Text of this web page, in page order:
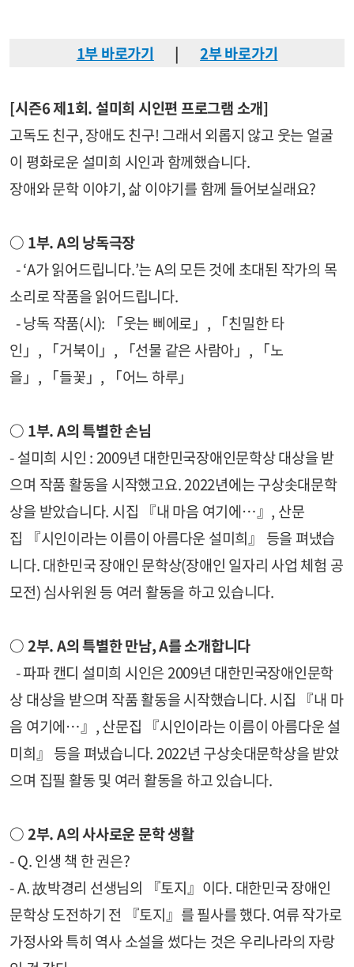
1부 바로가기 |2부 바로가기
[시즌6 제1회. 설미희 시인편 프로그램 소개]
고독도 친구, 장애도 친구! 그래서 외롭지 않고 웃는 얼굴
이 평화로운 설미희 시인과 함께했습니다.
장애와 문학 이야기, 삶 이야기를 함께 들어보실래요?
○ 1부. A의 낭독극장
- ‘A가 읽어드립니다.’는 A의 모든 것에 초대된 작가의 목
소리로 작품을 읽어드립니다.
- 낭독 작품(시): 「웃는 삐에로」, 「친밀한 타
인」, 「거북이」, 「선물 같은 사람아」, 「노
을」, 「들꽃」, 「어느 하루」
○ 1부. A의 특별한 손님
- 설미희 시인 : 2009년 대한민국장애인문학상 대상을 받
으며 작품 활동을 시작했고요. 2022년에는 구상솟대문학
상을 받았습니다. 시집 『내 마음 여기에…』, 산문
집 『시인이라는 이름이 아름다운 설미희』 등을 펴냈습
니다. 대한민국 장애인 문학상(장애인 일자리 사업 체험 공
모전) 심사위원 등 여러 활동을 하고 있습니다.
○ 2부. A의 특별한 만남, A를 소개합니다
- 파파 캔디 설미희 시인은 2009년 대한민국장애인문학
상 대상을 받으며 작품 활동을 시작했습니다. 시집 『내 마
음 여기에…』, 산문집 『시인이라는 이름이 아름다운 설
미희』 등을 펴냈습니다. 2022년 구상솟대문학상을 받았
으며 집필 활동 및 여러 활동을 하고 있습니다.
○ 2부. A의 사사로운 문학 생활
- Q. 인생 책 한 권은?
- A. 故박경리 선생님의 『토지』이다. 대한민국 장애인
문학상 도전하기 전 『토지』를 필사를 했다. 여류 작가로
가정사와 특히 역사 소설을 썼다는 것은 우리나라의 자랑